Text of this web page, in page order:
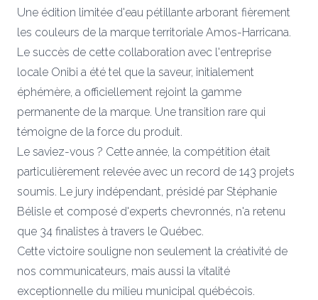
Une édition limitée d'eau pétillante arborant fièrement
les couleurs de la marque territoriale Amos-Harricana.
Le succès de cette collaboration avec l'entreprise
locale Onibi a été tel que la saveur, initialement
éphémère, a officiellement rejoint la gamme
permanente de la marque. Une transition rare qui
témoigne de la force du produit.
Le saviez-vous ? Cette année, la compétition était
particulièrement relevée avec un record de 143 projets
soumis. Le jury indépendant, présidé par Stéphanie
Bélisle et composé d'experts chevronnés, n'a retenu
que 34 finalistes à travers le Québec.
Cette victoire souligne non seulement la créativité de
nos communicateurs, mais aussi la vitalité
exceptionnelle du milieu municipal québécois.